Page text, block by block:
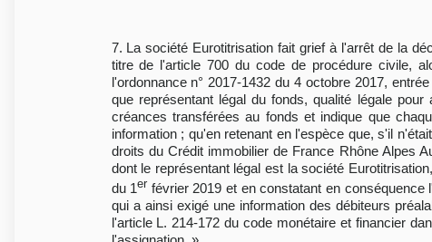
7. La société Eurotitrisation fait grief à l'arrêt de la
titre de l'article 700 du code de procédure civile,
l'ordonnance n° 2017-1432 du 4 octobre 2017,
que représentant légal du fonds, qualité légale
créances transférées au fonds et indique que
information ; qu'en retenant en l'espèce que, s'il
droits du Crédit immobilier de France Rhône Alpes
dont le représentant légal est la société
du 1er février 2019 et en constatant en
qui a ainsi exigé une information des débiteurs
l'article L. 214-172 du code monétaire et financier